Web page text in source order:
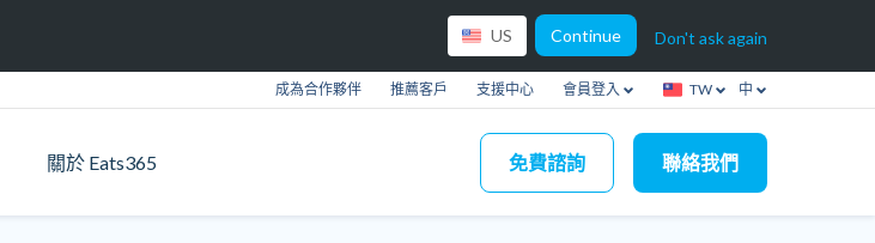
US Continue Don't ask again
成為合作夥伴 推薦客戶 支援中心 會員登入 TW 中
關於 Eats365 免費諮詢 聯絡我們